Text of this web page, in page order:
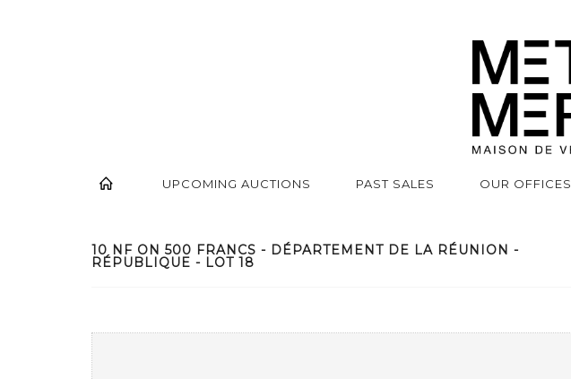
UPCOMING AUCTIONS PAST SALES OUR OFFICES
10 NF ON 500 FRANCS - DÉPARTEMENT DE LA RÉUNION -
RÉPUBLIQUE - LOT 18